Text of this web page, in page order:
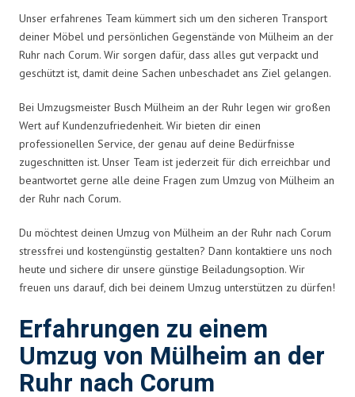
Unser erfahrenes Team kümmert sich um den sicheren Transport
deiner Möbel und persönlichen Gegenstände von Mülheim an der
Ruhr nach Corum. Wir sorgen dafür, dass alles gut verpackt und
geschützt ist, damit deine Sachen unbeschadet ans Ziel gelangen.
Bei Umzugsmeister Busch Mülheim an der Ruhr legen wir großen
Wert auf Kundenzufriedenheit. Wir bieten dir einen
professionellen Service, der genau auf deine Bedürfnisse
zugeschnitten ist. Unser Team ist jederzeit für dich erreichbar und
beantwortet gerne alle deine Fragen zum Umzug von Mülheim an
der Ruhr nach Corum.
Du möchtest deinen Umzug von Mülheim an der Ruhr nach Corum
stressfrei und kostengünstig gestalten? Dann kontaktiere uns noch
heute und sichere dir unsere günstige Beiladungsoption. Wir
freuen uns darauf, dich bei deinem Umzug unterstützen zu dürfen!
Erfahrungen zu einem
Umzug von Mülheim an der
Ruhr nach Corum